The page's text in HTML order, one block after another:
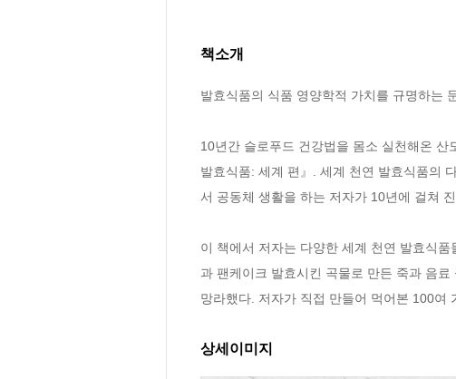
책소개
발효식품의 식품 영양학적 가치를 규명하는
10년간 슬로푸드 건강법을 몸소 실천해온
발효식품: 세계 편』. 세계 천연 발효식품의
서 공동체 생활을 하는 저자가 10년에 걸쳐
이 책에서 저자는 다양한 세계 천연 발효식
과 팬케이크 발효시킨 곡물로 만든 죽과 음
망라했다. 저자가 직접 만들어 먹어본 100여
상세이미지